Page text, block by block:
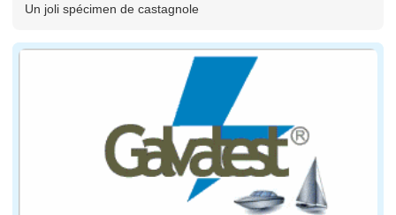
Un joli spécimen de castagnole